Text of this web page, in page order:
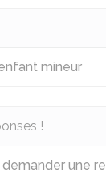
mineur
!
une